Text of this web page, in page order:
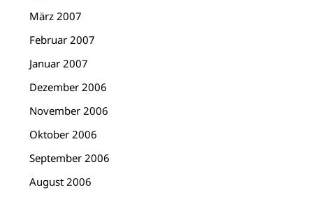
März 2007
Februar 2007
Januar 2007
Dezember 2006
November 2006
Oktober 2006
September 2006
August 2006